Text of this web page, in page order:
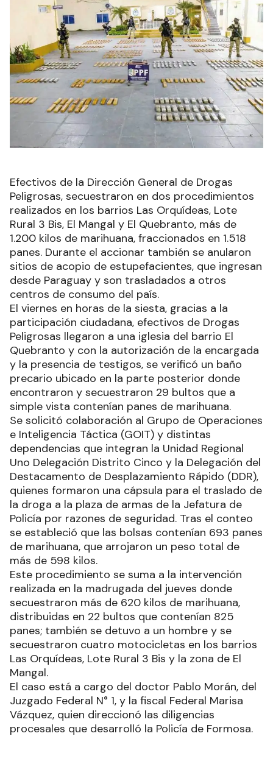
Efectivos de la Dirección General de Drogas
Peligrosas, secuestraron en dos procedimientos
realizados en los barrios Las Orquídeas, Lote
Rural 3 Bis, El Mangal y El Quebranto, más de
1.200 kilos de marihuana, fraccionados en 1.518
panes. Durante el accionar también se anularon
sitios de acopio de estupefacientes, que ingresan
desde Paraguay y son trasladados a otros
centros de consumo del país.
El viernes en horas de la siesta, gracias a la
participación ciudadana, efectivos de Drogas
Peligrosas llegaron a una iglesia del barrio El
Quebranto y con la autorización de la encargada
y la presencia de testigos, se verificó un baño
precario ubicado en la parte posterior donde
encontraron y secuestraron 29 bultos que a
simple vista contenían panes de marihuana.
Se solicitó colaboración al Grupo de Operaciones
e Inteligencia Táctica (GOIT) y distintas
dependencias que integran la Unidad Regional
Uno Delegación Distrito Cinco y la Delegación del
Destacamento de Desplazamiento Rápido (DDR),
quienes formaron una cápsula para el traslado de
la droga a la plaza de armas de la Jefatura de
Policía por razones de seguridad. Tras el conteo
se estableció que las bolsas contenían 693 panes
de marihuana, que arrojaron un peso total de
más de 598 kilos.
Este procedimiento se suma a la intervención
realizada en la madrugada del jueves donde
secuestraron más de 620 kilos de marihuana,
distribuidas en 22 bultos que contenían 825
panes; también se detuvo a un hombre y se
secuestraron cuatro motocicletas en los barrios
Las Orquídeas, Lote Rural 3 Bis y la zona de El
Mangal.
El caso está a cargo del doctor Pablo Morán, del
Juzgado Federal N° 1, y la fiscal Federal Marisa
Vázquez, quien direccionó las diligencias
procesales que desarrolló la Policía de Formosa.